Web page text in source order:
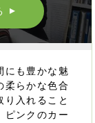
▲
にも豊かな魅
柔らかな色合
り入れること
ピンクのカー